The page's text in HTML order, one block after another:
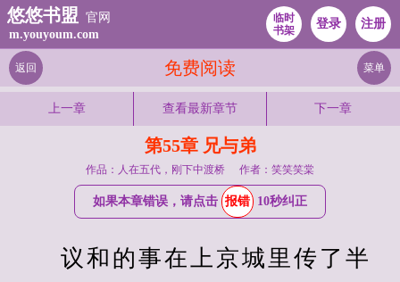
悠悠书盟 官网
m.youyoum.com
临时
书架
登录 注册
免费阅读
返回 菜单
上一章 查看最新章节 下一章
第55章 兄与弟
作品：人在五代，刚下中渡桥 作者：笑笑笑棠
如果本章错误，请点击 报错 10秒纠正
议和的事在上京城里传了半